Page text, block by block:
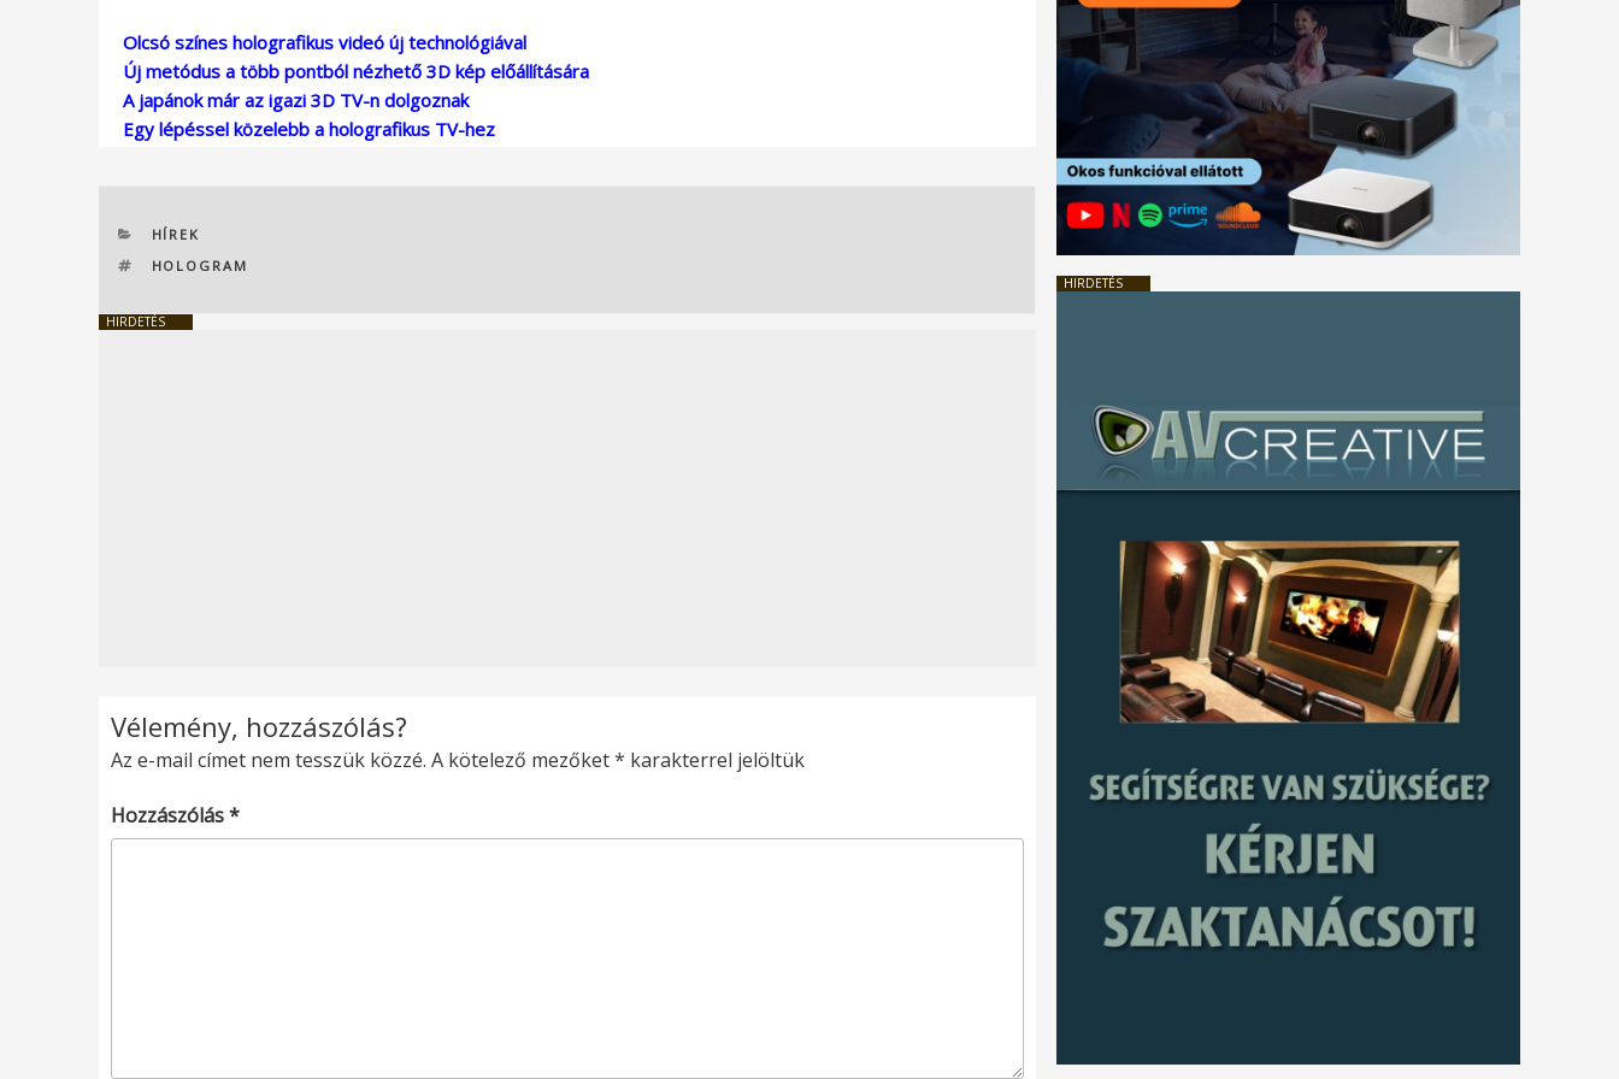
Olcsó színes holografikus videó új technológiával
Új metódus a több pontból nézhető 3D kép előállítására
A japánok már az igazi 3D TV-n dolgoznak
Egy lépéssel közelebb a holografikus TV-hez
KATEGÓRIÁK
HÍREK
CÍMKÉK
HOLOGRAM
HIRDETÉS
Vélemény, hozzászólás?
Az e-mail címet nem tesszük közzé. A kötelező mezőket* karakterrel jelöltük
Hozzászólás*
HIRDETÉS